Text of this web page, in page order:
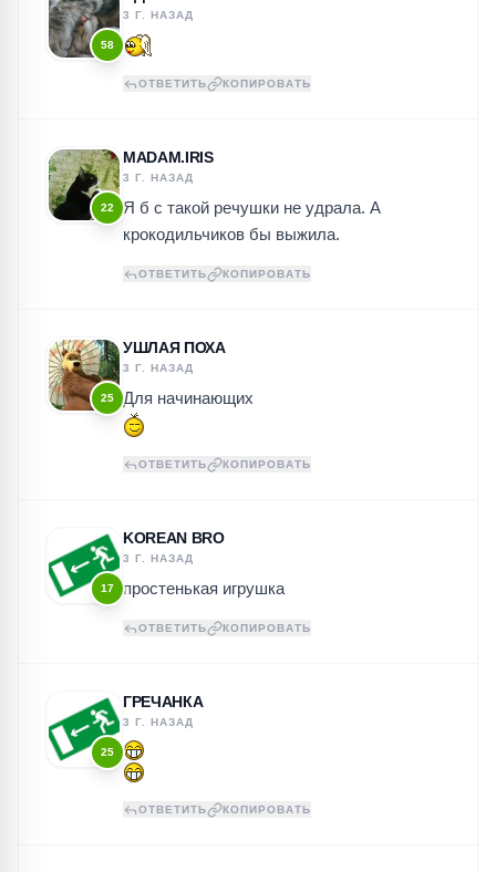
58
3 Г. НАЗАД
ОТВЕТИТЬ КОПИРОВАТЬ
22
MADAM.IRIS
3 Г. НАЗАД
Я б с такой речушки не удрала. А
крокодильчиков бы выжила.
ОТВЕТИТЬ КОПИРОВАТЬ
25
УШЛАЯ ПОХА
3 Г. НАЗАД
Для начинающих
ОТВЕТИТЬ КОПИРОВАТЬ
17
KOREAN BRO
3 Г. НАЗАД
простенькая игрушка
ОТВЕТИТЬ КОПИРОВАТЬ
25
ГРЕЧАНКА
3 Г. НАЗАД
ОТВЕТИТЬ КОПИРОВАТЬ